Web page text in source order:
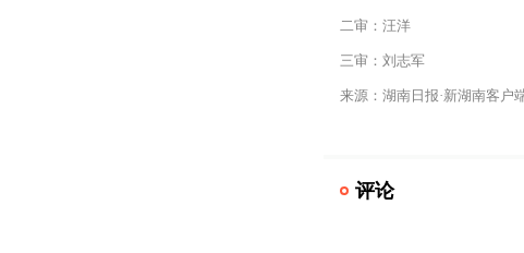
二审：汪洋
三审：刘志军
来源：湖南日报·新湖南客户
评论